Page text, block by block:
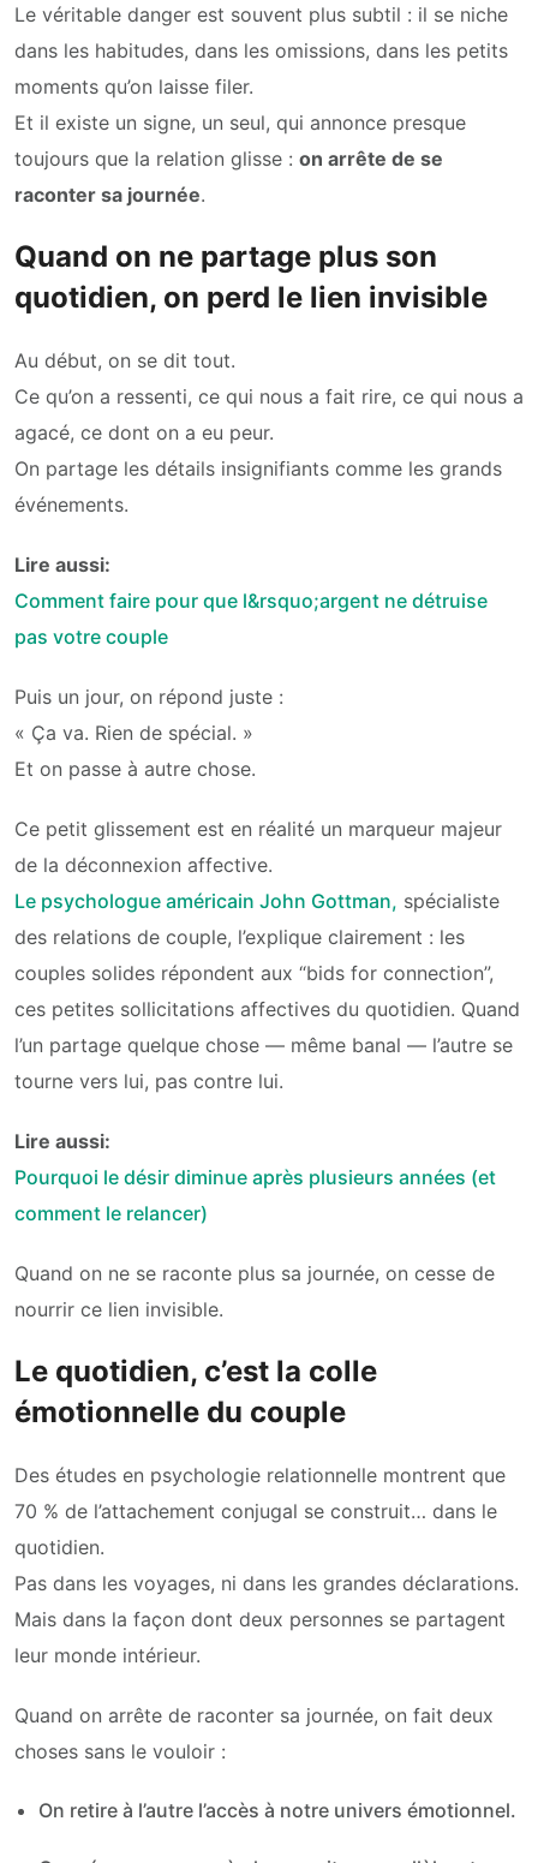
Le véritable danger est souvent plus subtil : il se niche
dans les habitudes, dans les omissions, dans les petits
moments qu’on laisse filer.
Et il existe un signe, un seul, qui annonce presque
toujours que la relation glisse : on arrête de se
raconter sa journée.
Quand on ne partage plus son
quotidien, on perd le lien invisible
Au début, on se dit tout.
Ce qu’on a ressenti, ce qui nous a fait rire, ce qui nous a
agacé, ce dont on a eu peur.
On partage les détails insignifiants comme les grands
événements.
Lire aussi:
Comment faire pour que l&rsquo;argent ne détruise
pas votre couple
Puis un jour, on répond juste :
« Ça va. Rien de spécial. »
Et on passe à autre chose.
Ce petit glissement est en réalité un marqueur majeur
de la déconnexion affective.
Le psychologue américain John Gottman, spécialiste
des relations de couple, l’explique clairement : les
couples solides répondent aux “bids for connection”,
ces petites sollicitations affectives du quotidien. Quand
l’un partage quelque chose — même banal — l’autre se
tourne vers lui, pas contre lui.
Lire aussi:
Pourquoi le désir diminue après plusieurs années (et
comment le relancer)
Quand on ne se raconte plus sa journée, on cesse de
nourrir ce lien invisible.
Le quotidien, c’est la colle
émotionnelle du couple
Des études en psychologie relationnelle montrent que
70 % de l’attachement conjugal se construit… dans le
quotidien.
Pas dans les voyages, ni dans les grandes déclarations.
Mais dans la façon dont deux personnes se partagent
leur monde intérieur.
Quand on arrête de raconter sa journée, on fait deux
choses sans le vouloir :
On retire à l’autre l’accès à notre univers émotionnel.